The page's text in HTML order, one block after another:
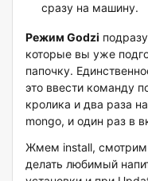
сразу на машину.
Режим Godzi
которые вы уже
папочку.
это ввести команду
кролика и два раза
mongo, и один раз в
Жмем install, смотрим
делать любимый